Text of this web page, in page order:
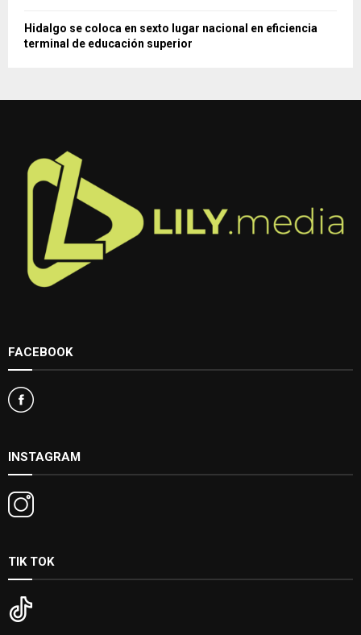
Hidalgo se coloca en sexto lugar nacional en eficiencia
terminal de educación superior
FACEBOOK
INSTAGRAM
TIK TOK